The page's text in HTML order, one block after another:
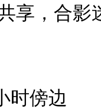
享，合影
时傍边